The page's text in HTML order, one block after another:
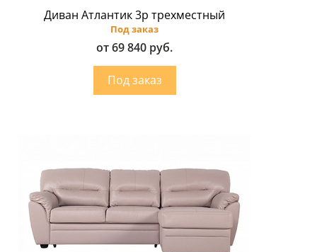
Диван Атлантик 3p трехместный
Под заказ
от 69 840 руб.